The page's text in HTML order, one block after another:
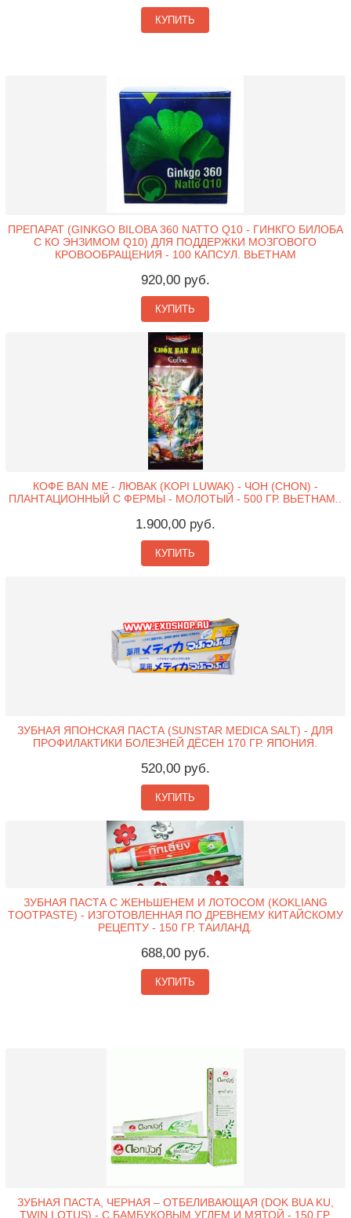
КУПИТЬ
ПРЕПАРАТ (GINKGO BILOBA 360 NATTO Q10 - ГИНКГО БИЛОБА
С КО ЭНЗИМОМ Q10) ДЛЯ ПОДДЕРЖКИ МОЗГОВОГО
КРОВООБРАЩЕНИЯ - 100 КАПСУЛ. ВЬЕТНАМ
920,00 руб.
КУПИТЬ
КОФЕ BAN ME - ЛЮВАК (KOPI LUWAK) - ЧОН (CHON) -
ПЛАНТАЦИОННЫЙ С ФЕРМЫ - МОЛОТЫЙ - 500 ГР. ВЬЕТНАМ..
1.900,00 руб.
КУПИТЬ
ЗУБНАЯ ЯПОНСКАЯ ПАСТА (SUNSTAR MEDICA SALT) - ДЛЯ
ПРОФИЛАКТИКИ БОЛЕЗНЕЙ ДЁСЕН 170 ГР. ЯПОНИЯ.
520,00 руб.
КУПИТЬ
ЗУБНАЯ ПАСТА С ЖЕНЬШЕНЕМ И ЛОТОСОМ (KOKLIANG
TOOTPASTE) - ИЗГОТОВЛЕННАЯ ПО ДРЕВНЕМУ КИТАЙСКОМУ
РЕЦЕПТУ - 150 ГР. ТАИЛАНД.
688,00 руб.
КУПИТЬ
ЗУБНАЯ ПАСТА, ЧЕРНАЯ – ОТБЕЛИВАЮЩАЯ (DOK BUA KU,
TWIN LOTUS) - С БАМБУКОВЫМ УГЛЕМ И МЯТОЙ - 150 ГР.